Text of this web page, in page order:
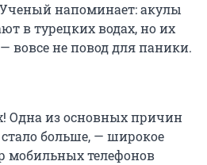
напоминает: акулы
в турецких водах, но их
вовсе не повод для паники.
Одна из основных причин
больше, — широкое
мобильных телефонов